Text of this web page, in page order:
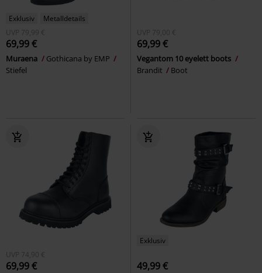
Exklusiv
Metalldetails
UVP
79,99 €
69,99 €
Muraena
Gothicana by EMP
Stiefel
UVP 79,00 €
69,99 €
Vegantom 10 eyelett boots
Brandit
Boot
UVP 74,90 €
69,99 €
Exklusiv
49,99 €